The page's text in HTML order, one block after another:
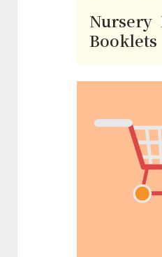
Nursery
Booklets